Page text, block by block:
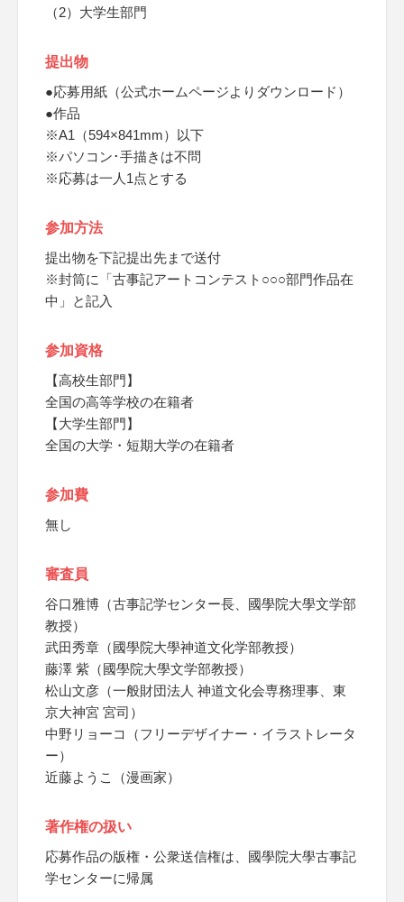
（2）大学生部門
提出物
●応募用紙（公式ホームページよりダウンロード）
●作品
※A1（594×841mm）以下
※パソコン･手描きは不問
※応募は一人1点とする
参加方法
提出物を下記提出先まで送付
※封筒に「古事記アートコンテスト○○○部門作品在
中」と記入
参加資格
【高校生部門】
全国の高等学校の在籍者
【大学生部門】
全国の大学・短期大学の在籍者
参加費
無し
審査員
谷口雅博（古事記学センター長、國學院大學文学部
教授）
武田秀章（國學院大學神道文化学部教授）
藤澤 紫（國學院大學文学部教授）
松山文彦（一般財団法人 神道文化会専務理事、東
京大神宮 宮司）
中野リョーコ（フリーデザイナー・イラストレータ
ー）
近藤ようこ（漫画家）
著作権の扱い
応募作品の版権・公衆送信権は、國學院大學古事記
学センターに帰属